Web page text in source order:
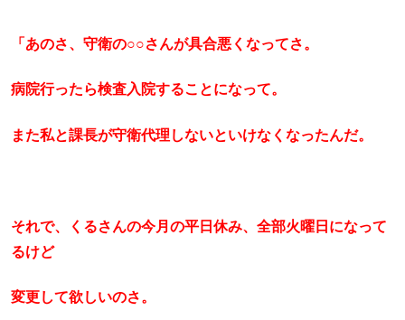
「あのさ、守衛の○○さんが具合悪くなってさ。
病院行ったら検査入院することになって。
また私と課長が守衛代理しないといけなくなったんだ。
それで、くるさんの今月の平日休み、全部火曜日になって
るけど
変更して欲しいのさ。